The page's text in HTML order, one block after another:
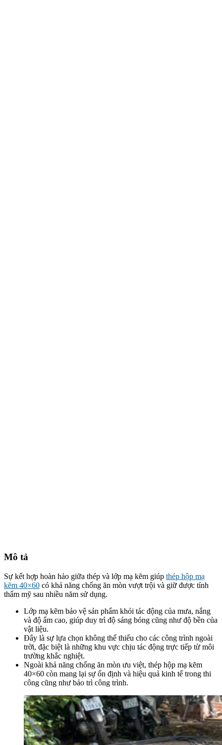
Mô tả
Sự kết hợp hoàn hảo giữa thép và lớp mạ kẽm giúp thép hộp mạ
kẽm 40×60 có khả năng chống ăn mòn vượt trội và giữ được tính
thẩm mỹ sau nhiều năm sử dụng.
Lớp mạ kẽm bảo vệ sản phẩm khỏi tác động của mưa, nắng
và độ ẩm cao, giúp duy trì độ sáng bóng cũng như độ bền của
vật liệu.
Đây là sự lựa chọn không thể thiếu cho các công trình ngoài
trời, đặc biệt là những khu vực chịu tác động trực tiếp từ môi
trường khắc nghiệt.
Ngoài khả năng chống ăn mòn ưu việt, thép hộp mạ kẽm
40×60 còn mang lại sự ổn định và hiệu quả kinh tế trong thi
công cũng như bảo trì công trình.